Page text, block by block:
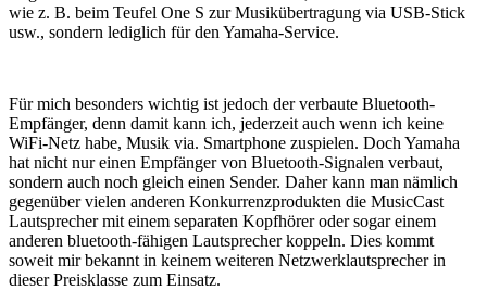
wie z. B. beim Teufel One S zur Musikübertragung via USB-Stick
usw., sondern lediglich für den Yamaha-Service.
Für mich besonders wichtig ist jedoch der verbaute Bluetooth-
Empfänger, denn damit kann ich, jederzeit auch wenn ich keine
WiFi-Netz habe, Musik via. Smartphone zuspielen. Doch Yamaha
hat nicht nur einen Empfänger von Bluetooth-Signalen verbaut,
sondern auch noch gleich einen Sender. Daher kann man nämlich
gegenüber vielen anderen Konkurrenzprodukten die MusicCast
Lautsprecher mit einem separaten Kopfhörer oder sogar einem
anderen bluetooth-fähigen Lautsprecher koppeln. Dies kommt
soweit mir bekannt in keinem weiteren Netzwerklautsprecher in
dieser Preisklasse zum Einsatz.